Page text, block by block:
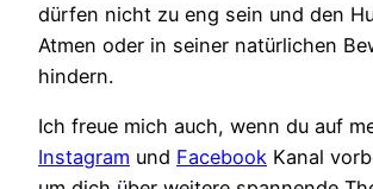
dürfen nicht zu eng sein und den
Atmen oder in seiner natürlichen
hindern.
Ich freue mich auch, wenn du auf
Instagram und Facebook Kanal